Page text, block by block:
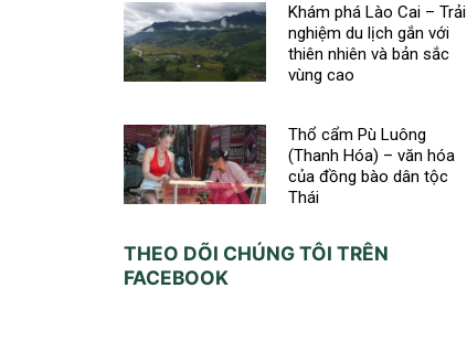
Khám phá Lào Cai – Trải
nghiệm du lịch gắn với
thiên nhiên và bản sắc
vùng cao
Thổ cẩm Pù Luông
(Thanh Hóa) – văn hóa
của đồng bào dân tộc
Thái
THEO DÕI CHÚNG TÔI TRÊN
FACEBOOK